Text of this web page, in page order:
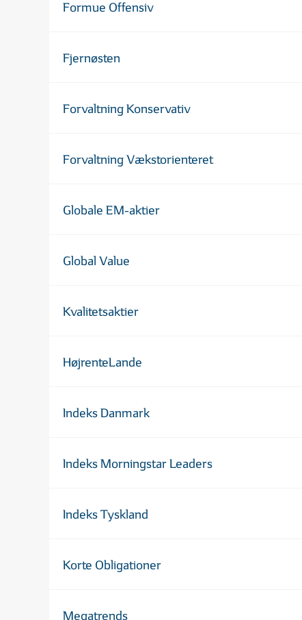
Formue Offensiv
Fjernøsten
Forvaltning Konservativ
Forvaltning Vækstorienteret
Globale EM-aktier
Global Value
Kvalitetsaktier
HøjrenteLande
Indeks Danmark
Indeks Morningstar Leaders
Indeks Tyskland
Korte Obligationer
Megatrends